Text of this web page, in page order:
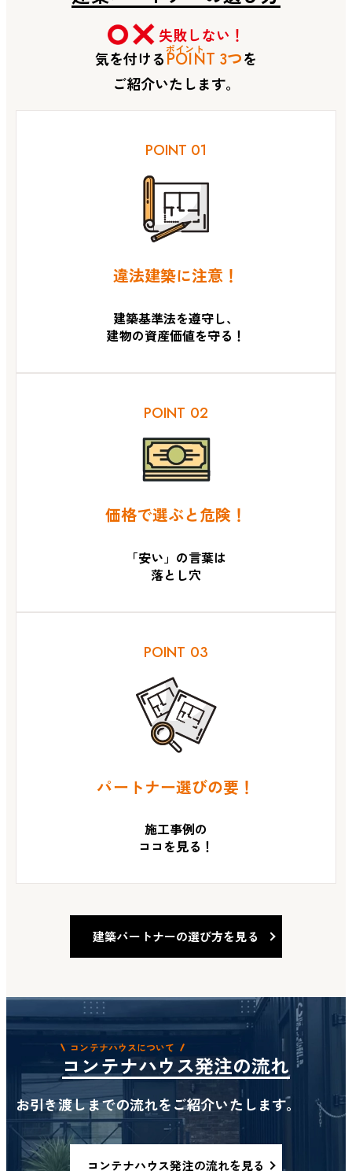
失敗しない！
気を付けるPOINT 3つ
ポイント
を
ご紹介いたします。
POINT 01
違法建築に注意！
建築基準法を遵守し、
建物の資産価値を守る！
POINT 02
価格で選ぶと危険！
「安い」の言葉は
落とし穴
POINT 03
パートナー選びの要！
施工事例の
ココを見る！
建築パートナーの選び方を見る
コンテナハウスについて
コンテナハウス発注の流れ
お引き渡しまでの流れをご紹介いたします。
コンテナハウス発注の流れを見る